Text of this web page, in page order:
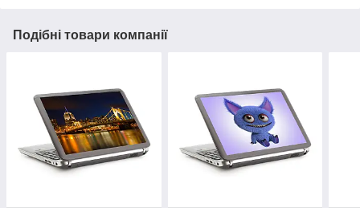
Подібні товари компанії